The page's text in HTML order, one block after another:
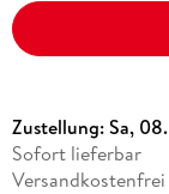
Zustellung:Sa,
Sofort lieferbar
Versandkostenfrei